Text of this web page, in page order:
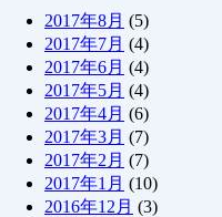
2017年8月 (5)
2017年7月 (4)
2017年6月 (4)
2017年5月 (4)
2017年4月 (6)
2017年3月 (7)
2017年2月 (7)
2017年1月 (10)
2016年12月 (3)